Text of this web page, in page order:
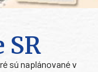
sú naplánované v